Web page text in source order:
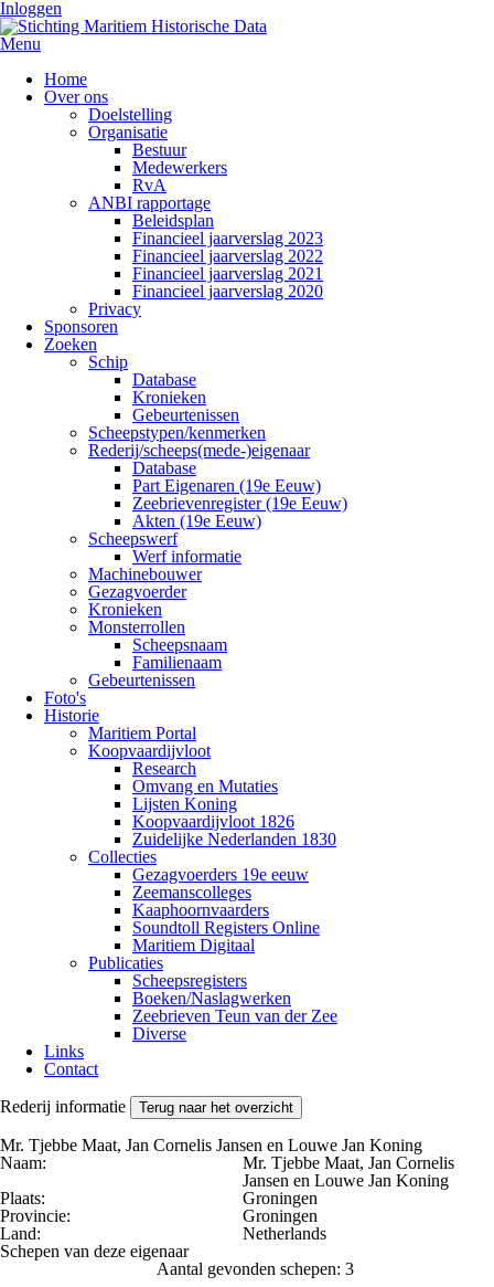
Inloggen
Menu
Home
Over ons
Doelstelling
Organisatie
Bestuur
Medewerkers
RvA
ANBI rapportage
Beleidsplan
Financieel jaarverslag 2023
Financieel jaarverslag 2022
Financieel jaarverslag 2021
Financieel jaarverslag 2020
Privacy
Sponsoren
Zoeken
Schip
Database
Kronieken
Gebeurtenissen
Scheepstypen/kenmerken
Rederij/scheeps(mede-)eigenaar
Database
Part Eigenaren (19e Eeuw)
Zeebrievenregister (19e Eeuw)
Akten (19e Eeuw)
Scheepswerf
Werf informatie
Machinebouwer
Gezagvoerder
Kronieken
Monsterrollen
Scheepsnaam
Familienaam
Gebeurtenissen
Foto's
Historie
Maritiem Portal
Koopvaardijvloot
Research
Omvang en Mutaties
Lijsten Koning
Koopvaardijvloot 1826
Zuidelijke Nederlanden 1830
Collecties
Gezagvoerders 19e eeuw
Zeemanscolleges
Kaaphoornvaarders
Soundtoll Registers Online
Maritiem Digitaal
Publicaties
Scheepsregisters
Boeken/Naslagwerken
Zeebrieven Teun van der Zee
Diverse
Links
Contact
Rederij informatie
Terug naar het overzicht
Mr. Tjebbe Maat, Jan Cornelis Jansen en Louwe Jan Koning
Naam:
Mr. Tjebbe Maat, Jan Cornelis
Jansen en Louwe Jan Koning
Plaats:
Groningen
Provincie:
Groningen
Land:
Netherlands
Schepen van deze eigenaar
Aantal gevonden schepen: 3